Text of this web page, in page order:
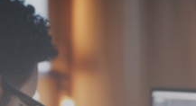
4 juillet 2025